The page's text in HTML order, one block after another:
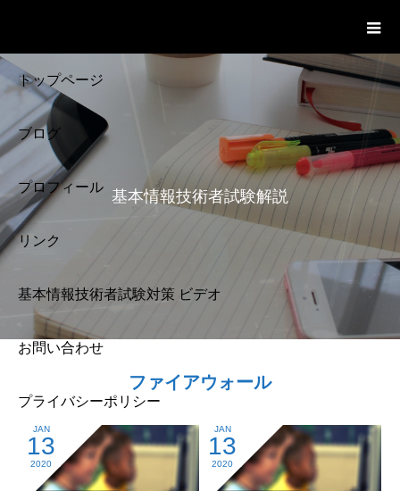
トップページ
ブログ
プロフィール
リンク
基本情報技術者試験対策 ビデオ
お問い合わせ
プライバシーポリシー
基本情報技術者試験解説
ファイアウォール
JAN
13
2020
JAN
13
2020